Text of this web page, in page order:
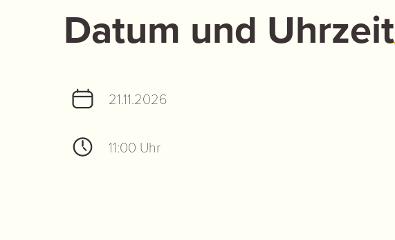
Datum und Uhrzeit
21.11.2026
11:00 Uhr